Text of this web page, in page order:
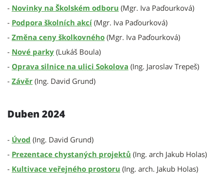
- Novinky na Školském odboru (Mgr. Iva Paďourková)
- Podpora školních akcí (Mgr. Iva Paďourková)
- Změna ceny školkovného (Mgr. Iva Paďourková)
- Nové parky (Lukáš Boula)
- Oprava silnice na ulici Sokolova (Ing. Jaroslav Trepeš)
- Závěr (Ing. David Grund)
Duben 2024
- Úvod (Ing. David Grund)
- Prezentace chystaných projektů (Ing. arch Jakub Holas)
- Kultivace veřejného prostoru (Ing. arch. Jakub Holas)